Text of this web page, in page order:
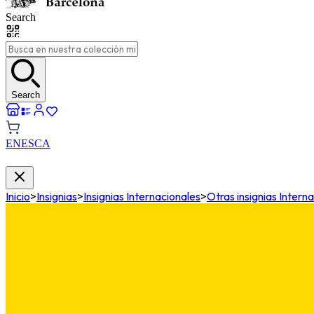
Search
Search
ENESCA
Inicio>Insignias>Insignias Internacionales>Otras insignias